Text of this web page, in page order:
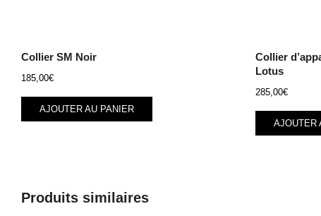
Collier SM Noir
185,00€
AJOUTER AU PANIER
Collier
Lotus
285,00€
AJOUTER
Produits similaires